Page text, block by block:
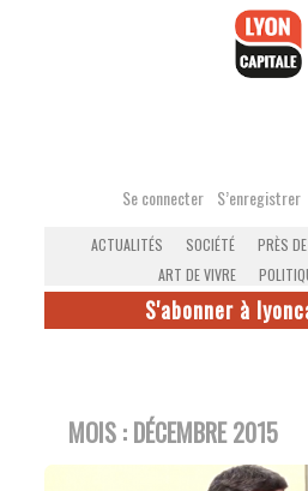
Se connecter S’enregistrer
ACTUALITÉS SOCIÉTÉ PRÈS
ART DE VIVRE
S'abonner à
MOIS : DÉCEMBRE 2015